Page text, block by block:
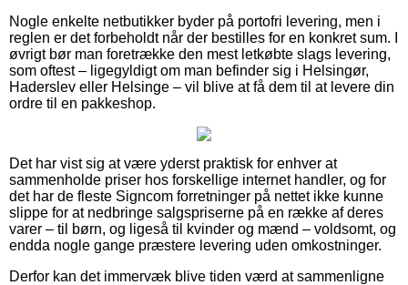
Nogle enkelte netbutikker byder på portofri levering, men i
reglen er det forbeholdt når der bestilles for en konkret sum. I
øvrigt bør man foretrække den mest letkøbte slags levering,
som oftest – ligegyldigt om man befinder sig i Helsingør,
Haderslev eller Helsinge – vil blive at få dem til at levere din
ordre til en pakkeshop.
Det har vist sig at være yderst praktisk for enhver at
sammenholde priser hos forskellige internet handler, og for
det har de fleste Signcom forretninger på nettet ikke kunne
slippe for at nedbringe salgspriserne på en række af deres
varer – til børn, og ligeså til kvinder og mænd – voldsomt, og
endda nogle gange præstere levering uden omkostninger.
Derfor kan det immervæk blive tiden værd at sammenligne